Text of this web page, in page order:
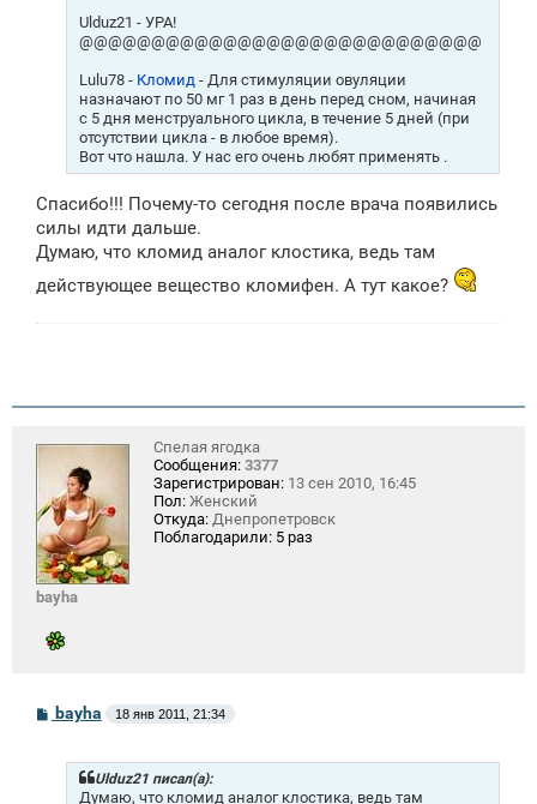
Ulduz21 - УРА!
@@@@@@@@@@@@@@@@@@@@@@@@@@@@
Lulu78 - Кломид - Для стимуляции овуляции
назначают по 50 мг 1 раз в день перед сном, начиная
с 5 дня менструального цикла, в течение 5 дней (при
отсутствии цикла - в любое время).
Вот что нашла. У нас его очень любят применять .
Спасибо!!! Почему-то сегодня после врача появились
силы идти дальше.
Думаю, что кломид аналог клостика, ведь там
действующее вещество кломифен. А тут какое?
bayha
Спелая ягодка
Сообщения: 3377
Зарегистрирован: 13 сен 2010, 16:45
Пол: Женский
Откуда: Днепропетровск
Поблагодарили: 5 раз
С
о
bayha 18 янв 2011, 21:34
Ulduz21 писал(а):
Думаю, что кломид аналог клостика, ведь там